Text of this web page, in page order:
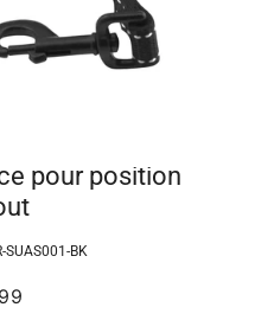
pour position
SUAS001-BK